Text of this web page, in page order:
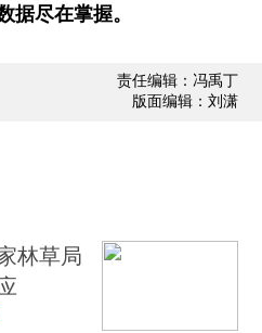
据尽在掌握。
责任编辑：冯禹丁
版面编辑：刘潇
林草局